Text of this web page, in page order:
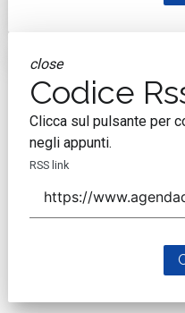
close
Codice
Clicca sul pulsante per
negli appunti.
RSS link